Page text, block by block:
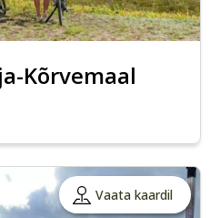
Kõrvemaal
Vaata kaardil